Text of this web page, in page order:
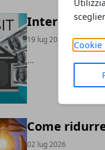
Cookie
Interesse
19 lug 2026
...
Come
02 lug 2026